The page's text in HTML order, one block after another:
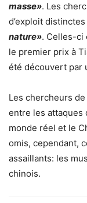
masse». Les
d’exploit
nature». Celles-ci
le premier prix à
été découvert par
Les chercheurs
entre les attaques
monde réel et le
omis, cependant,
assaillants: les
chinois.